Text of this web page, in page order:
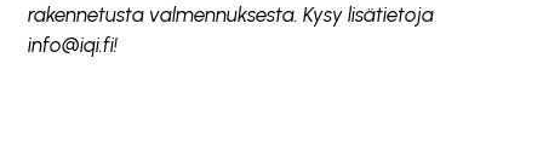
rakennetusta valmennuksesta. Kysy lisätietoja
info@iqi.fi!